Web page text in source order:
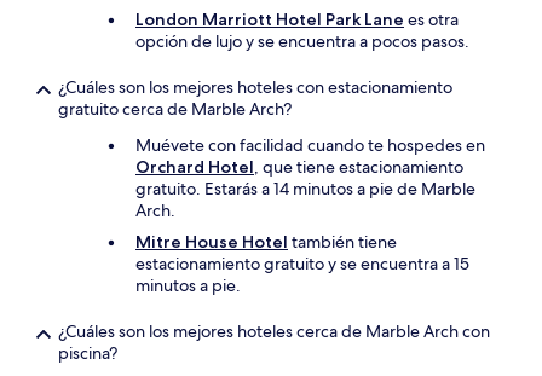
London Marriott Hotel Park Lane es otra
opción de lujo y se encuentra a pocos pasos.
¿Cuáles son los mejores hoteles con estacionamiento
gratuito cerca de Marble Arch?
Muévete con facilidad cuando te hospedes en
Orchard Hotel, que tiene estacionamiento
gratuito. Estarás a 14 minutos a pie de Marble
Arch.
Mitre House Hotel también tiene
estacionamiento gratuito y se encuentra a 15
minutos a pie.
¿Cuáles son los mejores hoteles cerca de Marble Arch con
piscina?